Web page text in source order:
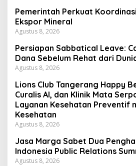
Pemerintah Perkuat
Ekspor Mineral
Agustus 8, 2026
Persiapan Sabbatical Leave:
Dana Sebelum Rehat dari
Agustus 8, 2026
Lions Club Tangerang Happy
Curalis AI, dan Klinik Mata
Layanan Kesehatan Preventif
Kesehatan
Agustus 8, 2026
Jasa Marga Sabet Dua
Indonesia Public Relations
Agustus 8, 2026